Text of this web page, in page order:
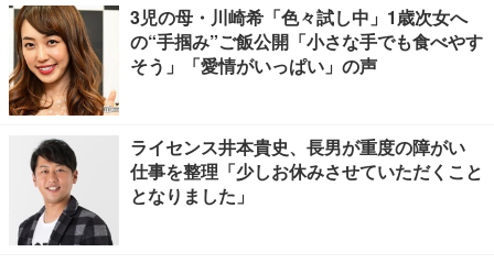
3児の母・川崎希「色々試し中」1歳次女へ
の“手掴み”ご飯公開「小さな手でも食べやす
そう」「愛情がいっぱい」の声
ライセンス井本貴史、長男が重度の障がい
仕事を整理「少しお休みさせていただくこと
となりました」